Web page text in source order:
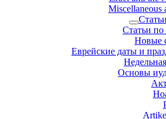
Miscellaneous
Статьи по
Новые
Еврейские даты и
Основы